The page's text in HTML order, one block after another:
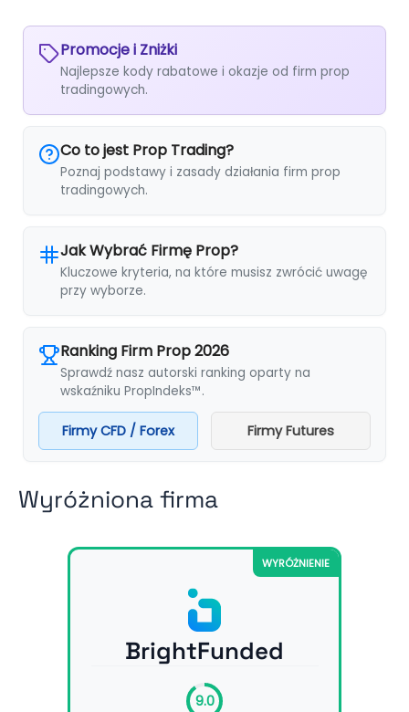
Promocje i Zniżki
Najlepsze kody rabatowe i okazje od firm prop
tradingowych.
Co to jest Prop Trading?
Poznaj podstawy i zasady działania firm prop
tradingowych.
Jak Wybrać Firmę Prop?
Kluczowe kryteria, na które musisz zwrócić uwagę
przy wyborze.
Ranking Firm Prop 2026
Sprawdź nasz autorski ranking oparty na
wskaźniku PropIndeks™.
Firmy CFD / Forex Firmy Futures
Wyróżniona firma
WYRÓŻNIENIE
BrightFunded
9.0